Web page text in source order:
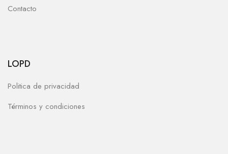
Contacto
LOPD
Politica de privacidad
Términos y condiciones